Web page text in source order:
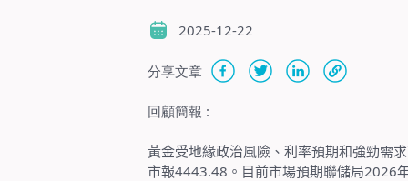
2025-12-22
分享文章
回顧簡報 :
黃金受地緣政治風險、利率預期和強勁需
市報4443.48 。目前市場預期聯儲局2026